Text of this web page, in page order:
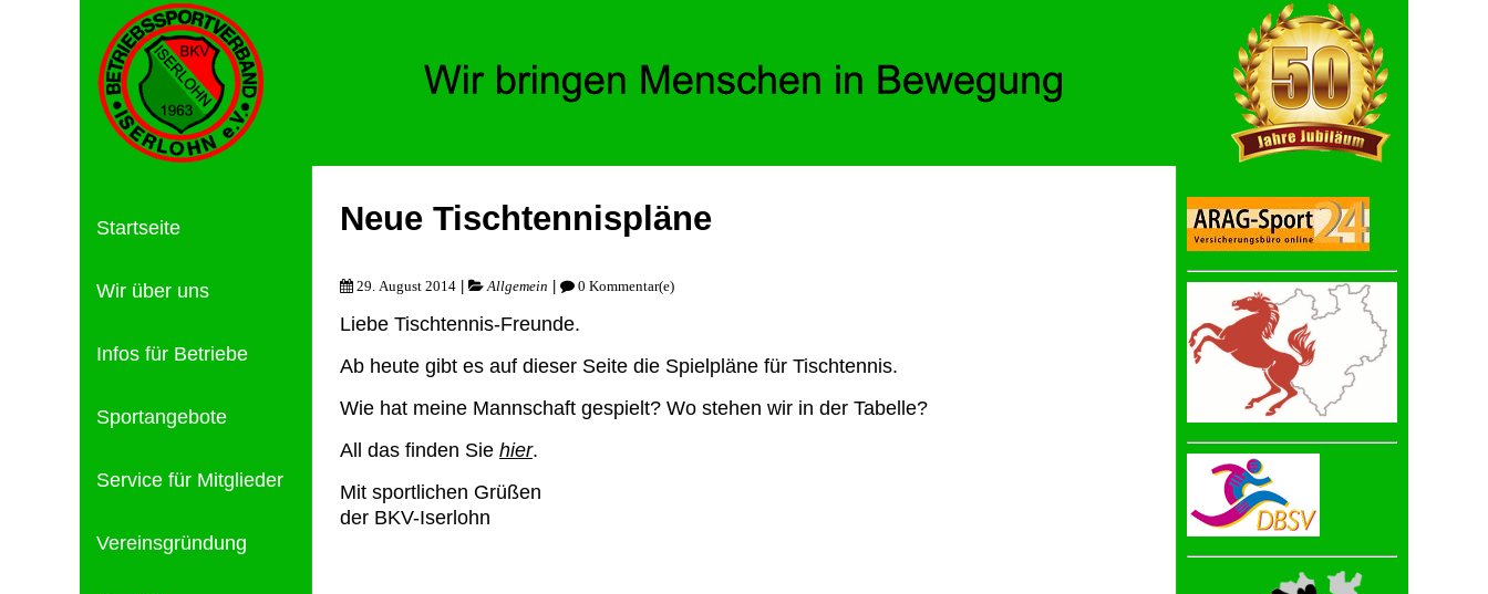
Startseite
Wir über uns
Infos für Betriebe
Sportangebote
Service für Mitglieder
Vereinsgründung
Neue Tischtennispläne
29. August 2014 Allgemein 0 Kommentar(e)
Liebe Tischtennis-Freunde.
Ab heute gibt es auf dieser Seite die Spielpläne für Tischtennis.
Wie hat meine Mannschaft gespielt? Wo stehen wir in der Tabelle?
All das finden Sie hier.
Mit sportlichen Grüßen
der BKV-Iserlohn